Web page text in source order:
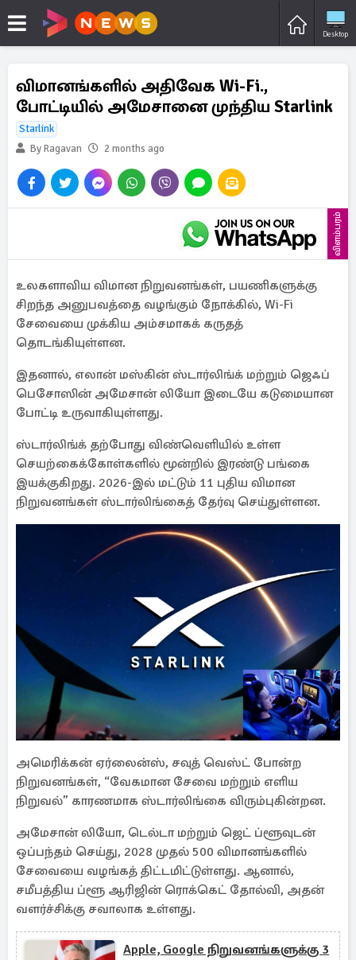
Desktop
விமானங்களில் அதிவேக Wi-Fi.,
போட்டியில் அமேசானை முந்திய Starlink
Starlink
By Ragavan
2 months ago
விளம்பரம்
உலகளாவிய விமான நிறுவனங்கள், பயணிகளுக்கு
சிறந்த அனுபவத்தை வழங்கும் நோக்கில், Wi-Fi
சேவையை முக்கிய அம்சமாகக் கருதத்
தொடங்கியுள்ளன.
இதனால், எலான் மஸ்கின் ஸ்டார்லிங்க் மற்றும் ஜெஃப்
பெசோஸின் அமேசான் லியோ இடையே கடுமையான
போட்டி உருவாகியுள்ளது.
ஸ்டார்லிங்க் தற்போது விண்வெளியில் உள்ள
செயற்கைக்கோள்களில் மூன்றில் இரண்டு பங்கை
இயக்குகிறது. 2026-இல் மட்டும் 11 புதிய விமான
நிறுவனங்கள் ஸ்டார்லிங்கைத் தேர்வு செய்துள்ளன.
அமெரிக்கன் ஏர்லைன்ஸ், சவுத் வெஸ்ட் போன்ற
நிறுவனங்கள், “வேகமான சேவை மற்றும் எளிய
நிறுவல்” காரணமாக ஸ்டார்லிங்கை விரும்புகின்றன.
அமேசான் லியோ, டெல்டா மற்றும் ஜெட் ப்ளூவுடன்
ஒப்பந்தம் செய்து, 2028 முதல் 500 விமானங்களில்
சேவையை வழங்கத் திட்டமிட்டுள்ளது. ஆனால்,
சமீபத்திய ப்ளூ ஆரிஜின் ரொக்கெட் தோல்வி, அதன்
வளர்ச்சிக்கு சவாலாக உள்ளது.
Apple, Google நிறுவனங்களுக்கு 3